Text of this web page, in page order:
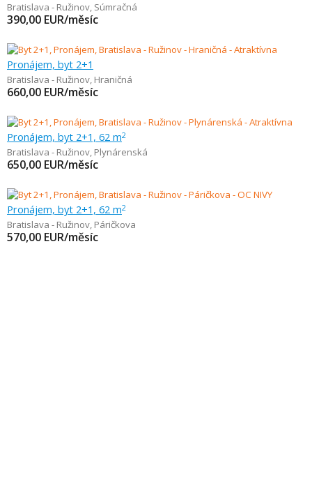
Bratislava - Ružinov, Súmračná
390,00 EUR/měsíc
Pronájem, byt 2+1
Bratislava - Ružinov, Hraničná
660,00 EUR/měsíc
Pronájem, byt 2+1, 62 m2
Bratislava - Ružinov, Plynárenská
650,00 EUR/měsíc
Pronájem, byt 2+1, 62 m2
Bratislava - Ružinov, Páričkova
570,00 EUR/měsíc